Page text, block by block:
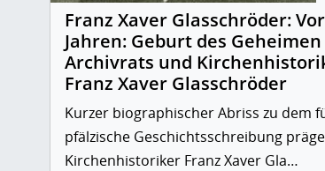
Franz Xaver Glasschröder:
Jahren: Geburt des Geheimen
Archivrats und
Franz Xaver Glasschröder
Kurzer biographischer Abriss zu dem
pfälzische Geschichtsschreibung
Kirchenhistoriker Franz Xaver Gla…